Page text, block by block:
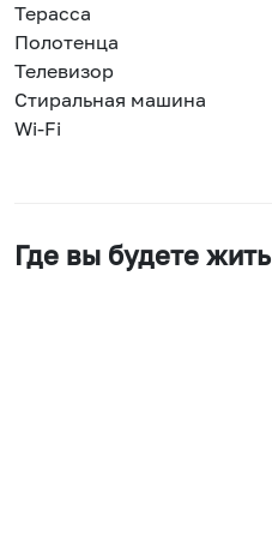
Терасса
Полотенца
Телевизор
Стиральная машина
Wi-Fi
Где вы будете жить